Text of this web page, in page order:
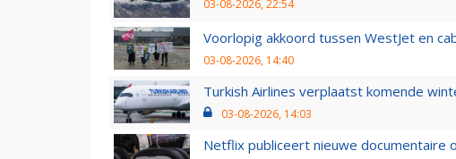
03-08-2026, 22:54
Voorlopig akkoord tussen WestJet en
03-08-2026, 14:40
Turkish Airlines verplaatst komende
03-08-2026, 14:03
Netflix publiceert nieuwe documentaire